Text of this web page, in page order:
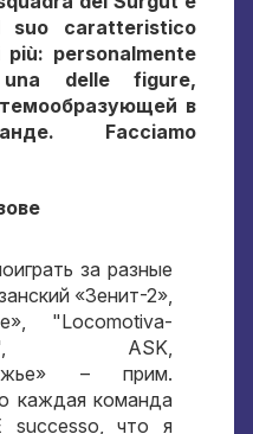
caratteristico
personalmente
delle figure,
в
. Facciamo
за разные
«Зенит-2»,
, "Locomotiva-
ASK,
– прим.
каждая команда
successo,что я